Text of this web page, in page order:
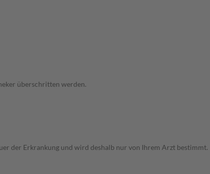
überschritten werden.
der Erkrankung und wird deshalb nur von Ihrem Arzt bestimmt.